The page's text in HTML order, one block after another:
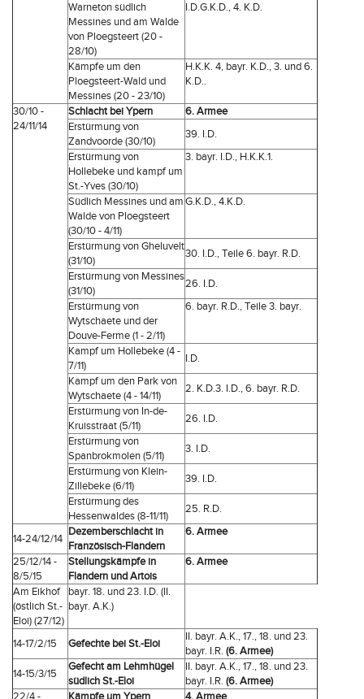
Warneton südlich
Messines und am Walde
von Ploegsteert (20 -
28/10)
I.D.G.K.D., 4. K.D.
Kämpfe um den
Ploegsteert-Wald und
Messines (20 - 23/10)
H.K.K. 4, bayr. K.D., 3. und 6.
K.D..
30/10 -
24/11/14
Schlacht bei Ypern
6. Armee
Erstürmung von
Zandvoorde (30/10)
39. I.D.
Erstürmung von
Hollebeke und kampf um
St.-Yves (30/10)
3. bayr. I.D., H.K.K.1.
Südlich Messines und am
Walde von Ploegsteert
(30/10 - 4/11)
G.K.D., 4.K.D.
Erstürmung von Gheluvelt
(31/10)
30. I.D., Teile 6. bayr. R.D.
Erstürmung von Messines
(31/10)
26. I.D.
Erstürmung von
Wytschaete und der
Douve-Ferme (1 - 2/11)
6. bayr. R.D., Teile 3. bayr.
Kampf um Hollebeke (4 -
7/11)
I.D.
Kampf um den Park von
Wytschaete (4 - 14/11)
2. K.D.3. I.D., 6. bayr. R.D.
Erstürmung von In-de-
Kruisstraat (5/11)
26. I.D.
Erstürmung von
Spanbrokmolen (5/11)
3. I.D.
Erstürmung von Klein-
Zillebeke (6/11)
39. I.D.
Erstürmung des
Hessenwaldes (8-11/11)
25. R.D.
14-24/12/14
Dezemberschlacht in
Französisch-Flandern
6. Armee
25/12/14 -
8/5/15
Stellungskämpfe in
Flandern und Artois
6. Armee
Am Eikhof
(östlich St.-
Eloi) (27/12)
bayr. 18. und 23. I.D. (II.
bayr. A.K.)
14-17/2/15 Gefechte bei St.-Eloi
II. bayr. A.K., 17., 18. und 23.
bayr. I.R. (6. Armee)
14-15/3/15
Gefecht am Lehmhügel
südlich St.-Eloi
II. bayr. A.K., 17., 18. und 23.
bayr. I.R. (6. Armee)